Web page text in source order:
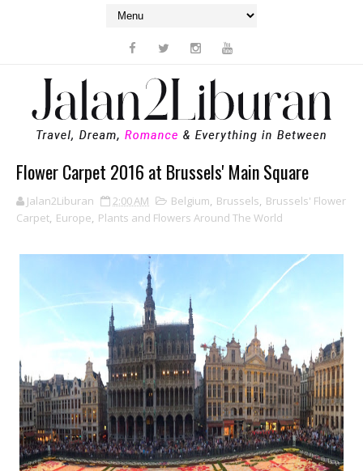
Flower Carpet 2016 at Brussels' Main Square
Jalan2Liburan 2:00 AM Belgium, Brussels, Brussels' Flower
Carpet, Europe, Plants and Flowers Around The World